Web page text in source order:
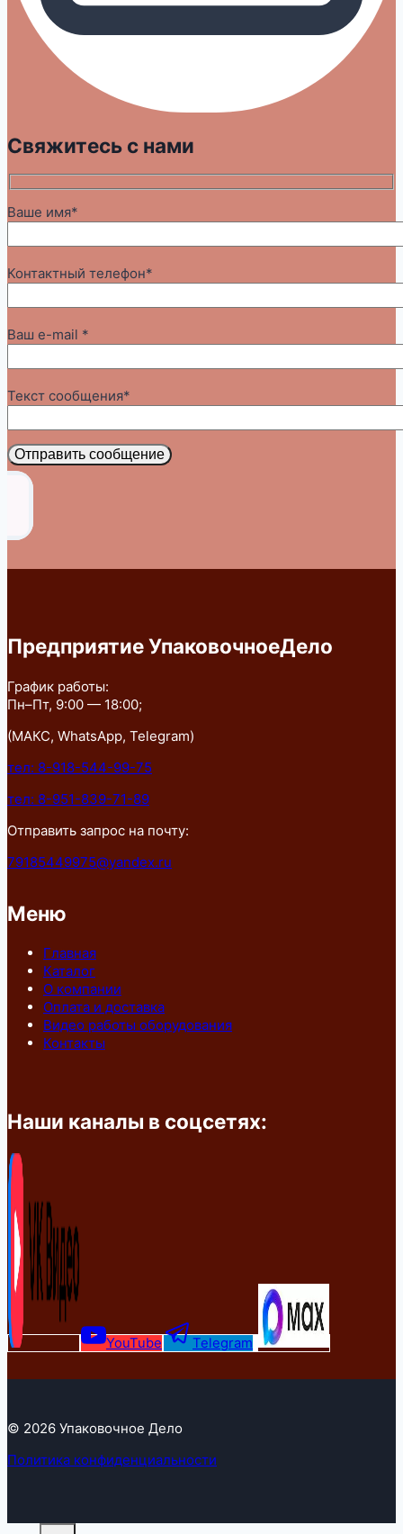
Свяжитесь с нами
Ваше имя*
Контактный телефон*
Ваш e-mail *
Текст сообщения*
Отправить сообщение
Предприятие УпаковочноеДело
График работы:
Пн–Пт, 9:00 — 18:00;
(МАКС, WhatsApp, Telegram)
тел: 8-918-544-99-75
тел: 8-951-839-71-89
Отправить запрос на почту:
79185449975@yandex.ru
Меню
Главная
Каталог
О компании
Оплата и доставка
Видео работы оборудования
Контакты
Наши каналы в соцсетях:
YouTube Telegram
© 2026 Упаковочное Дело
Политика конфиденциальности